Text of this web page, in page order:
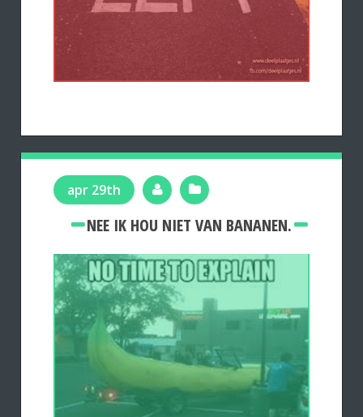
apr 29th
NEE IK HOU NIET VAN BANANEN.